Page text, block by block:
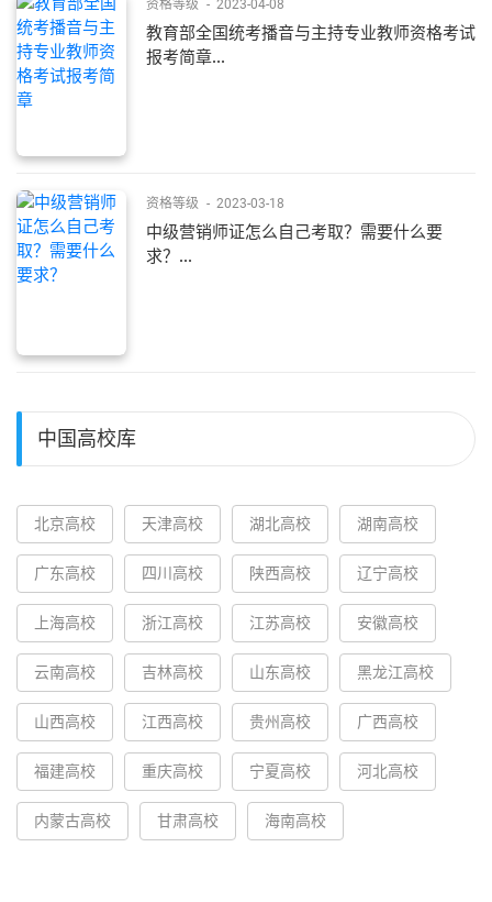
资格等级 - 2023-04-08
教育部全国统考播音与主持专业教师资格考试
报考简章...
资格等级 - 2023-03-18
中级营销师证怎么自己考取？需要什么要
求？...
中国高校库
北京高校 天津高校 湖北高校 湖南高校
广东高校 四川高校 陕西高校 辽宁高校
上海高校 浙江高校 江苏高校 安徽高校
云南高校 吉林高校 山东高校 黑龙江高校
山西高校 江西高校 贵州高校 广西高校
福建高校 重庆高校 宁夏高校 河北高校
内蒙古高校 甘肃高校 海南高校